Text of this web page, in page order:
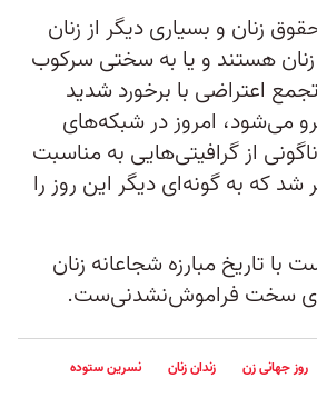
زنان و بسیاری دیگر از زنان
زنان هستند و یا به سختی سرکوب
اعتراضی با برخورد شدید
می‌شود، امروز در شبکه‌های
از گرافیتی‌هایی به مناسبت
که به گونه‌ای دیگر این روز را
با تاریخ مبارزه شجاعانه زنان
سخت فراموش‌نشدنی‌ست.
روز جهانی زن زندان زنان
نسرین ستوده